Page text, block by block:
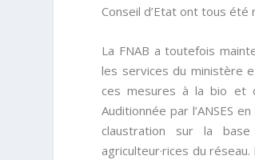
Conseil d’Etat ont tous été
La FNAB a toutefois
les services du ministère
ces mesures à la bio et
Auditionnée par l’ANSES
claustration sur la
agriculteur·rices du